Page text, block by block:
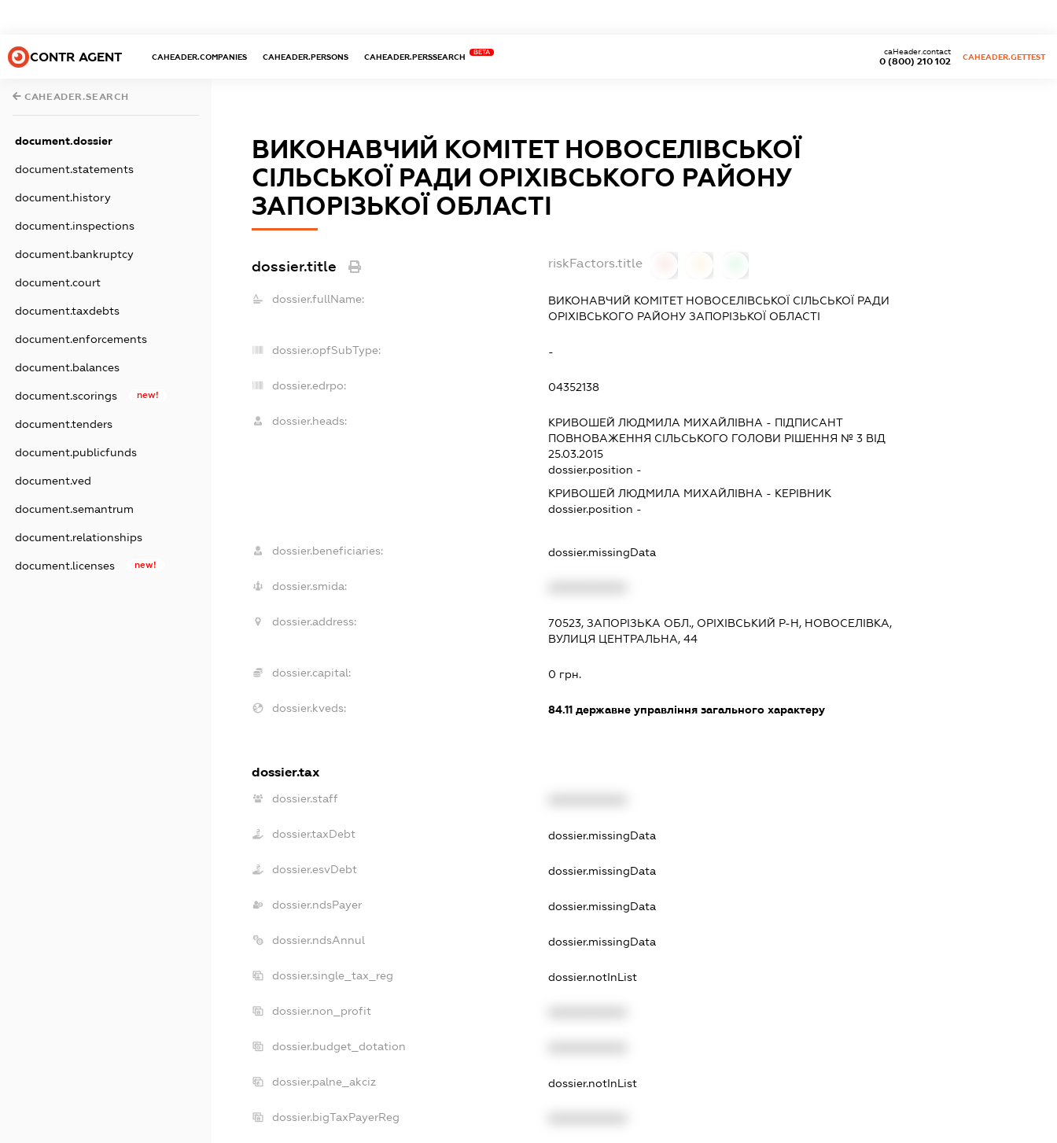
CONTR AGENT CAHEADER.COMPANIES CAHEADER.PERSONS CAHEADER.PERSSEARCH
BETA
0 (800) 210 102
caHeader.contact
CAHEADER.GETTEST
CAHEADER.SEARCH
document.dossier
document.statements
document.history
document.inspections
document.bankruptcy
document.court
document.taxdebts
document.enforcements
document.balances
document.scorings new!
document.tenders
document.publicfunds
document.ved
document.semantrum
document.relationships
document.licenses new!
ВИКОНАВЧИЙ КОМІТЕТ НОВОСЕЛІВСЬКОЇ
СІЛЬСЬКОЇ РАДИ ОРІХІВСЬКОГО РАЙОНУ
ЗАПОРІЗЬКОЇ ОБЛАСТІ
dossier.title riskFactors.title
dossier.fullName:
ВИКОНАВЧИЙ КОМІТЕТ НОВОСЕЛІВСЬКОЇ СІЛЬСЬКОЇ РАДИ
ОРІХІВСЬКОГО РАЙОНУ ЗАПОРІЗЬКОЇ ОБЛАСТІ
dossier.opfSubType: -
dossier.edrpo: 04352138
dossier.heads: КРИВОШЕЙ ЛЮДМИЛА МИХАЙЛІВНА - ПІДПИСАНТ
ПОВНОВАЖЕННЯ СІЛЬСЬКОГО ГОЛОВИ РІШЕННЯ № 3 ВІД
25.03.2015
dossier.position -
КРИВОШЕЙ ЛЮДМИЛА МИХАЙЛІВНА - КЕРІВНИК
dossier.position -
dossier.beneficiaries: dossier.missingData
dossier.smida:
dossier.address:
70523, ЗАПОРІЗЬКА ОБЛ., ОРІХІВСЬКИЙ Р-Н, НОВОСЕЛІВКА,
ВУЛИЦЯ ЦЕНТРАЛЬНА, 44
dossier.capital: 0 грн.
dossier.kveds: 84.11 державне управління загального характеру
dossier.tax
dossier.staff
dossier.taxDebt dossier.missingData
dossier.esvDebt dossier.missingData
dossier.ndsPayer dossier.missingData
dossier.ndsAnnul dossier.missingData
dossier.single_tax_reg dossier.notInList
dossier.non_profit
dossier.budget_dotation
dossier.palne_akciz dossier.notInList
dossier.bigTaxPayerReg